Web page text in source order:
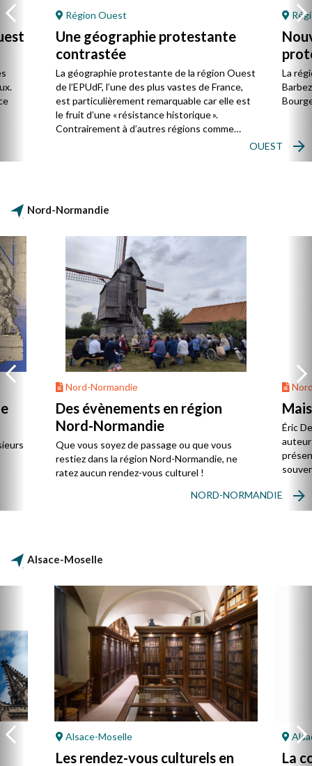
Région Ouest
Une géographie protestante
contrastée
La géographie protestante de la région Ouest
de l’EPUdF, l’une des plus vastes de France,
est particulièrement remarquable car elle est
le fruit d’une « résistance historique ».
Contrairement à d’autres régions comme
La
OUEST
Nord-Normandie
Nord-Normandie
Des évènements en région
Nord-Normandie
Que vous soyez de passage ou que vous
restiez dans la région Nord-Normandie, ne
ratez aucun rendez-vous culturel !
Éric
NORD-NORMANDIE
Alsace-Moselle
Alsace-Moselle
Les rendez-vous culturels en La